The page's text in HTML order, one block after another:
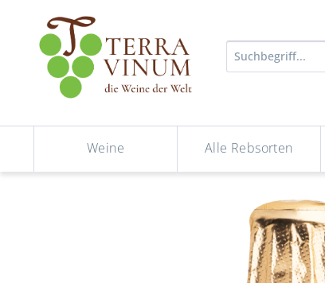
Weine Alle Rebsorten